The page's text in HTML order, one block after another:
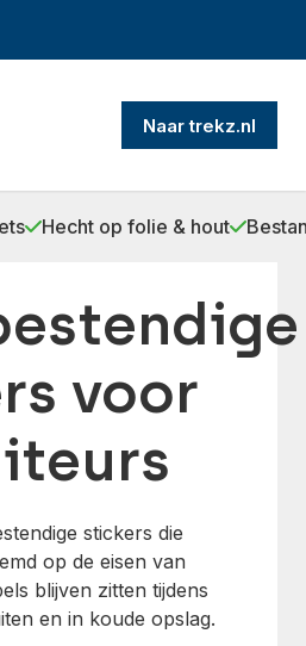
Naar trekz.nl
Hecht op folie & hout
voor
stickers die
op de eisen van
blijven zitten tijdens
en in koude opslag.